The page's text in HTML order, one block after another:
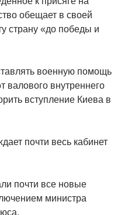
обещает в своей
страну «до победы и
военную помощь
валового внутреннего
вступление Киева в
почти весь кабинет
почти все новые
министра